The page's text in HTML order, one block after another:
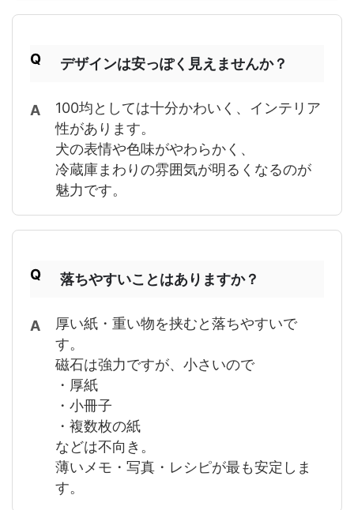
デザインは安っぽく見えませんか？
100均としては十分かわいく、インテリア
性があります。
犬の表情や色味がやわらかく、
冷蔵庫まわりの雰囲気が明るくなるのが
魅力です。
落ちやすいことはありますか？
厚い紙・重い物を挟むと落ちやすいで
す。
磁石は強力ですが、小さいので
・厚紙
・小冊子
・複数枚の紙
などは不向き。
薄いメモ・写真・レシピが最も安定しま
す。